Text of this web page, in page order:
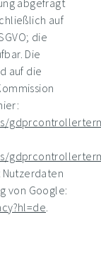
abgefragt
auf
die
Die
auf die
Nutzerdaten
von Google:
.